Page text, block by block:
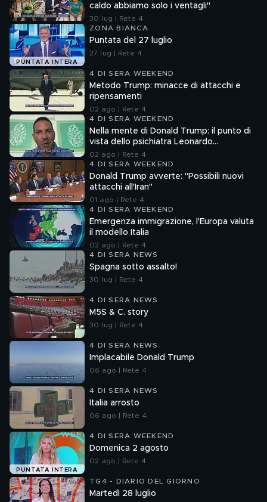
caldo abbiamo solo i ventagli"
30 lug | Rete 4
PUNTATA INTERA
ZONA BIANCA
Puntata del 27 luglio
27 lug | Rete 4
4 DI SERA WEEKEND
Metodo Trump: minacce di attacchi e
ripensamenti
02 ago | Rete 4
4 DI SERA WEEKEND
Nella mente di Donald Trump: il punto di
vista dello psichiatra Leonardo
Mendolicchio
02 ago | Rete 4
4 DI SERA WEEKEND
Donald Trump avverte: "Possibili nuovi
attacchi all'Iran"
01 ago | Rete 4
4 DI SERA WEEKEND
Emergenza immigrazione, l'Europa valuta
il modello Italia
02 ago | Rete 4
4 DI SERA NEWS
Spagna sotto assalto!
30 lug | Rete 4
4 DI SERA NEWS
M5S & C. story
30 lug | Rete 4
4 DI SERA NEWS
Implacabile Donald Trump
06 ago | Rete 4
4 DI SERA NEWS
Italia arrosto
06 ago | Rete 4
PUNTATA INTERA
4 DI SERA WEEKEND
Domenica 2 agosto
02 ago | Rete 4
TG4 - DIARIO DEL GIORNO
Martedì 28 luglio